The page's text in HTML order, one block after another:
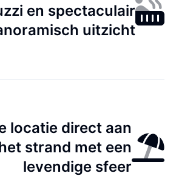
en spectaculair
uitzicht
locatie direct aan
strand met een
levendige sfeer